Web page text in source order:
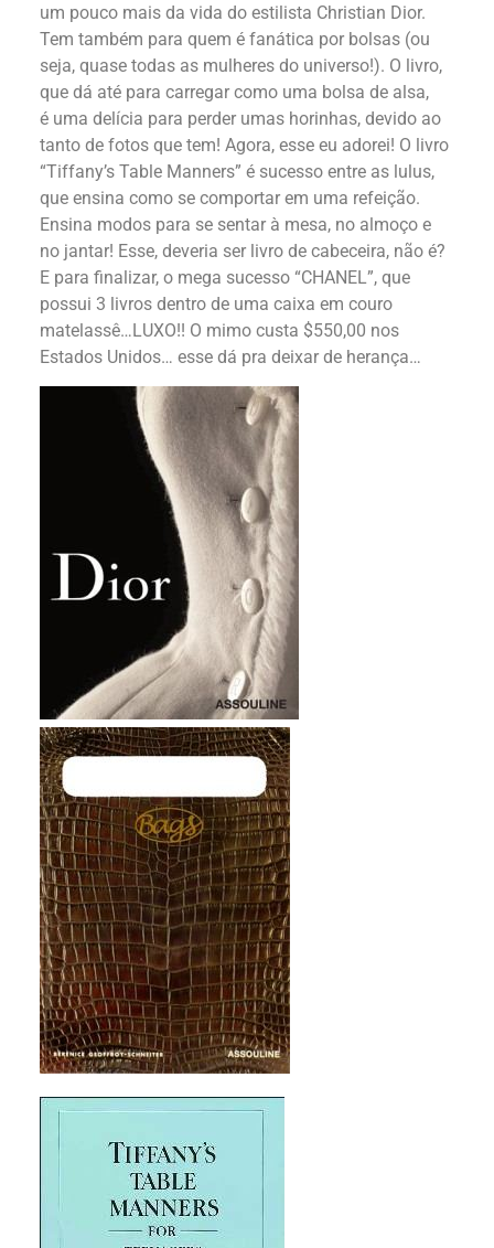
um pouco mais da vida do estilista Christian Dior.
Tem também para quem é fanática por bolsas (ou
seja, quase todas as mulheres do universo!). O livro,
que dá até para carregar como uma bolsa de alsa,
é uma delícia para perder umas horinhas, devido ao
tanto de fotos que tem! Agora, esse eu adorei! O livro
“Tiffany’s Table Manners” é sucesso entre as lulus,
que ensina como se comportar em uma refeição.
Ensina modos para se sentar à mesa, no almoço e
no jantar! Esse, deveria ser livro de cabeceira, não é?
E para finalizar, o mega sucesso “CHANEL”, que
possui 3 livros dentro de uma caixa em couro
matelassê…LUXO!! O mimo custa $550,00 nos
Estados Unidos… esse dá pra deixar de herança…